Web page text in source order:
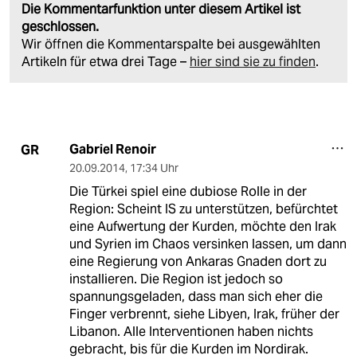
Die Kommentarfunktion unter diesem Artikel ist
geschlossen.
Wir öffnen die Kommentarspalte bei ausgewählten
Artikeln für etwa drei Tage – hier sind sie zu finden.
GR Gabriel Renoir
20.09.2014, 17:34 Uhr
Die Türkei spiel eine dubiose Rolle in der
Region: Scheint IS zu unterstützen, befürchtet
eine Aufwertung der Kurden, möchte den Irak
und Syrien im Chaos versinken lassen, um dann
eine Regierung von Ankaras Gnaden dort zu
installieren. Die Region ist jedoch so
spannungsgeladen, dass man sich eher die
Finger verbrennt, siehe Libyen, Irak, früher der
Libanon. Alle Interventionen haben nichts
gebracht, bis für die Kurden im Nordirak.